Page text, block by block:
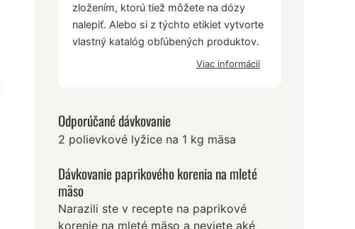
zložením, ktorú tiež môžete na dózy
nalepiť. Alebo si z týchto etikiet vytvorte
vlastný katalóg obľúbených produktov.
Viac informácií
Odporúčané dávkovanie
2 polievkové lyžice na 1 kg mäsa
Dávkovanie paprikového korenia na mleté
mäso
Narazili ste v recepte na paprikové
korenie na mleté mäso a neviete aké